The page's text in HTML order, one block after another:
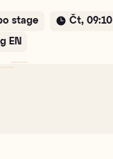
stage Čt, 09:10
EN